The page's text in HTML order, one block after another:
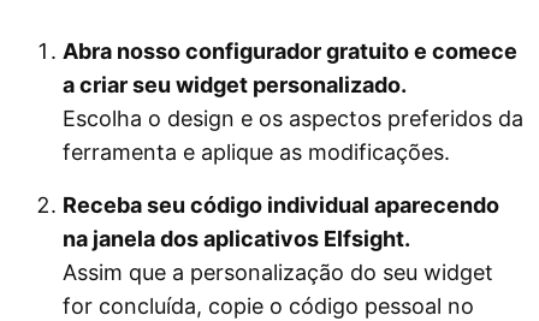
Abra nosso configurador gratuito e comece
a criar seu widget personalizado.
Escolha o design e os aspectos preferidos da
ferramenta e aplique as modificações.
Receba seu código individual aparecendo
na janela dos aplicativos Elfsight.
Assim que a personalização do seu widget
for concluída, copie o código pessoal no